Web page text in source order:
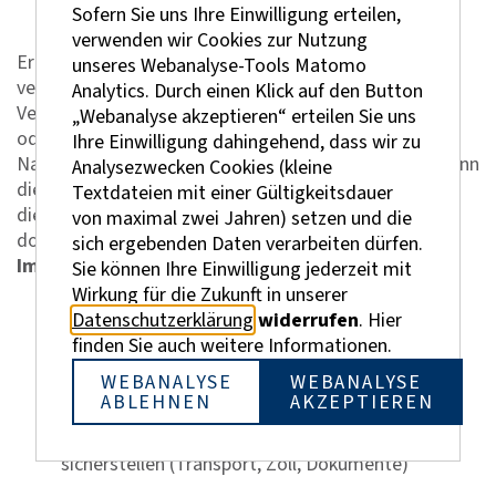
Spezifikationen (z. B. Zeichnungen, Stücklisten)
Ergänzend empfiehlt es sich, die Zusammenarbeit
vertraglich abzusichern, beispielsweise durch klare
Vereinbarungen zu Haftung, Gewährleistung
oderweiteren rechtlichen Rahmenbedingungen.
Nach der Abstimmung dieser Rahmenbedingungen kann
die erste Bestellung ausgelöst werden. Dabei sollten
die vereinbarten Punkte eindeutig in der Bestellung
dokumentiert werden.
Im weiteren Verlauf ist Folgendes wichtig:
Liefertermine und Bestellstatus aktiv verfolgen
Abweichungen frühzeitig erkennen und mit dem
Lieferanten abstimmen
Wareneingang systematisch prüfen (Menge,
Qualität, Spezifikationen)
sicherstellen (Transport, Zoll, Dokumente)
Sofern Sie uns Ihre Einwilligung erteilen,
verwenden wir Cookies zur Nutzung
unseres Webanalyse-Tools Matomo
Analytics. Durch einen Klick auf den Button
„Webanalyse akzeptieren“ erteilen Sie uns
Ihre Einwilligung dahingehend, dass wir zu
Analysezwecken Cookies (kleine
Textdateien mit einer Gültigkeitsdauer
von maximal zwei Jahren) setzen und die
sich ergebenden Daten verarbeiten dürfen.
Sie können Ihre Einwilligung jederzeit mit
Wirkung für die Zukunft in unserer
Datenschutzerklärung widerrufen. Hier
finden Sie auch weitere Informationen.
WEBANALYSE
ABLEHNEN
WEBANALYSE
AKZEPTIEREN